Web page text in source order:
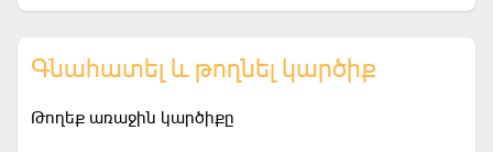
Գնահատել և թողնել կարծիք
Թողեք առաջին կարծիքը